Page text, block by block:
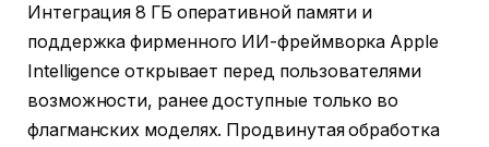
Интеграция 8 ГБ оперативной памяти и
поддержка фирменного ИИ-фреймворка Apple
Intelligence открывает перед пользователями
возможности, ранее доступные только во
флагманских моделях. Продвинутая обработка